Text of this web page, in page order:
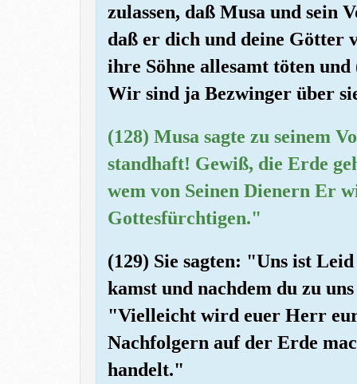
zulassen, daß Musa und sein
daß er dich und deine
ihre Söhne allesamt töten
Wir sind ja Bezwinger über
(128) Musa sagte zu seinem
standhaft! Gewiß, die Erde
wem von Seinen Dienern Er
Gottesfürchtigen."
(129) Sie sagten: "Uns ist
kamst und nachdem du zu
"Vielleicht wird euer Herr
Nachfolgern auf der Erde
handelt."